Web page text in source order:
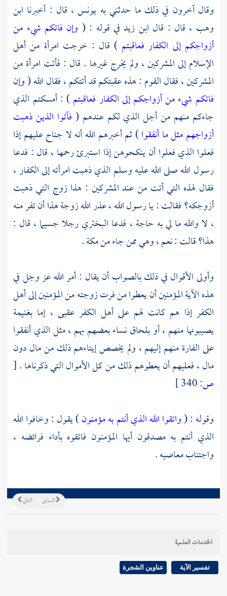
وقال آخرون في ذلك ما حدثني به يونس ، قال : أخبرنا ابن
وهب ، قال : قال ابن زيد في قوله : ( وإن فاتكم شيء من
أزواجكم إلى الكفار فعاقبتم ) قال : خرجت امرأة من أهل
الإسلام إلى المشركين ، ولم يخرج غيرها . قال : فأتت امرأة من
المشركين ، فقال القوم : هذه عقبتكم قد أتتكم ، فقال الله (وإن
فاتكم شيء من أزواجكم إلى الكفار فعاقبتم) : أمسكتم الذي
جاءكم منهم من أجل الذي لكم عندهم ( فآتوا الذين ذهبت
أزواجهم مثل ما أنفقوا) ثم أخبرهم الله أنه لا جناح عليهم إذا
فعلوا الذي فعلوا أن ينكحوهن إذا استبرئ رحمها ، قال : فدعا
رسول الله صلى الله عليه وسلم الذي ذهبت امرأته إلى الكفار ،
فقال لهذه التي أتت من عند المشركين : هذا زوج التي ذهبت
أزوجكه؟ فقالت : يا رسول الله ، عذر الله زوجة هذا أن تفر منه
، لا والله ما لي به حاجة ، فدعا البختريرجلا جسيما ، قال :
هذا؟ قالت : نعم ، وهي ممن جاء منمكة.
وأولى الأقوال في ذلك بالصواب أن يقال : أمر الله عز وجل في
هذه الآية المؤمنين أن يعطوا من فرت زوجته من المؤمنين إلى أهل
الكفر إذا هم كانت لهم على أهل الكفر عقبى ، إما بغنيمة
يصيبونها منهم ، أو بلحاق نساء بعضهم بهم ، مثل الذي أنفقوا
على الفارة منهم إليهم ، ولم يخصص إيتاءهم ذلك من مال دون
مال ، فعليهم أن يعطوهم ذلك من كل الأموال التي ذكرناها .[
ص:
وقوله : (واتقوا الله الذي أنتم به مؤمنون) يقول : وخافوا الله
الذي أنتم به مصدقون أيها المؤمنون فاتقوه بأداء فرائضه ،
واجتناب معاصيه .
التالي السابق
الخدمات العلمية
تفسير الآية عناوين الشجرة